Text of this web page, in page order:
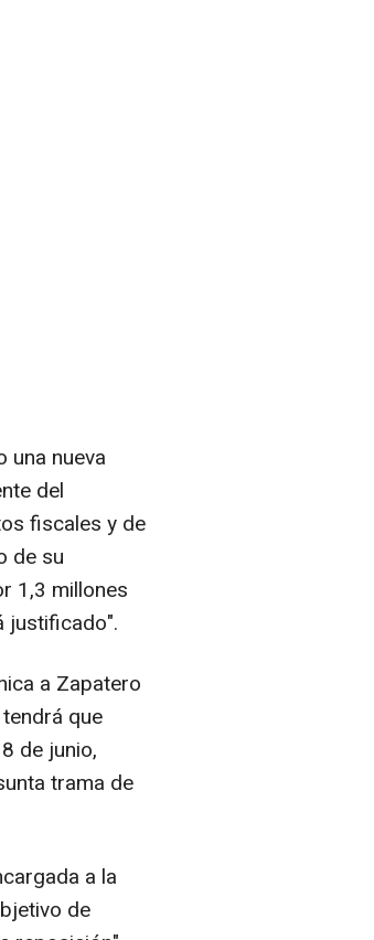
una nueva
del
fiscales y de
de su
1,3 millones
justificado".
a Zapatero
que
de junio,
trama de
a la
de